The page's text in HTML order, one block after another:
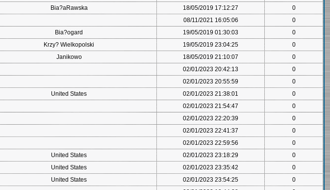
Bia?aRawska 18/05/2019 17:12:27
0
08/11/2021 16:05:06
0
Bia?ogard 19/05/2019 01:30:03
0
Krzy? Wielkopolski 19/05/2019 23:04:25
0
Janikowo 18/05/2019 21:10:07
0
02/01/2023 20:42:13
0
02/01/2023 20:55:59
0
United States 02/01/2023 21:38:01
0
02/01/2023 21:54:47
0
02/01/2023 22:20:39
0
02/01/2023 22:41:37
0
02/01/2023 22:59:56
0
United States 02/01/2023 23:18:29
0
United States 02/01/2023 23:35:42
0
United States 02/01/2023 23:54:25
0